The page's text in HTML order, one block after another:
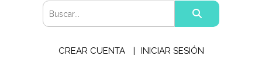
CREAR CUENTA INICIAR SESIÓN